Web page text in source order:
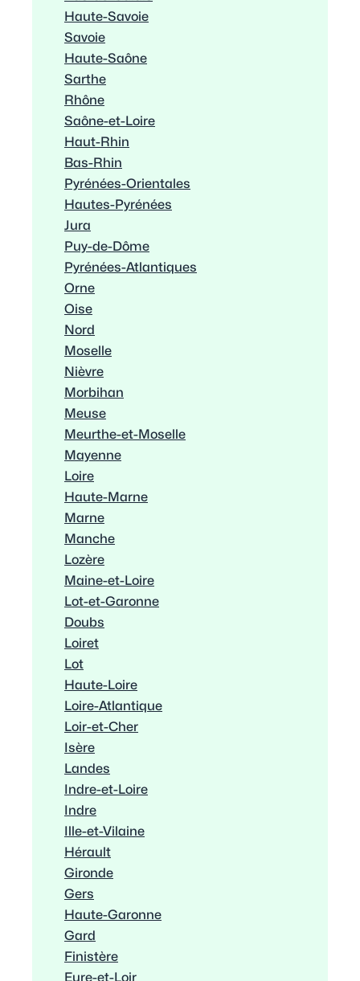
Haute-Savoie
Savoie
Haute-Saône
Sarthe
Rhône
Saône-et-Loire
Haut-Rhin
Bas-Rhin
Pyrénées-Orientales
Hautes-Pyrénées
Jura
Puy-de-Dôme
Pyrénées-Atlantiques
Orne
Oise
Nord
Moselle
Nièvre
Morbihan
Meuse
Meurthe-et-Moselle
Mayenne
Loire
Haute-Marne
Marne
Manche
Lozère
Maine-et-Loire
Lot-et-Garonne
Doubs
Loiret
Lot
Haute-Loire
Loire-Atlantique
Loir-et-Cher
Isère
Landes
Indre-et-Loire
Indre
Ille-et-Vilaine
Hérault
Gironde
Gers
Haute-Garonne
Gard
Finistère
Eure-et-Loir